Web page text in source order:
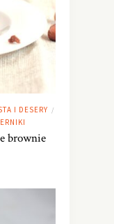
I DESERY /
brownie